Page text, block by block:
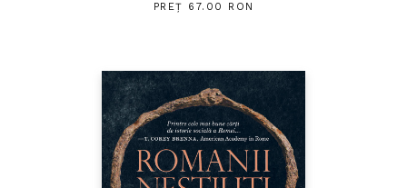
PREȚ 67.00 RON